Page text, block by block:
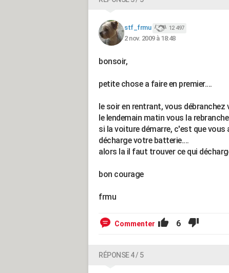
stf_frmu 12 497
2 nov. 2009 à 18:48
bonsoir,
petite chose a faire en premier....
le soir en rentrant, vous débranchez
le lendemain matin vous la
si la voiture démarre, c'est que
décharge votre batterie....
alors la il faut trouver ce qui
bon courage
frmu
Commenter 6
RÉPONSE 4 / 5